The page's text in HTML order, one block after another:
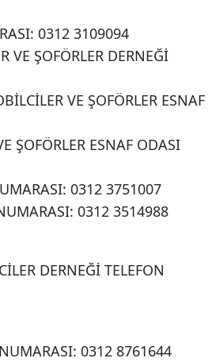
0312 3109094
VE ŞOFÖRLER DERNEĞİ
VE ŞOFÖRLER ESNAF
ŞOFÖRLER ESNAF ODASI
0312 3751007
0312 3514988
DERNEĞİ TELEFON
0312 8761644